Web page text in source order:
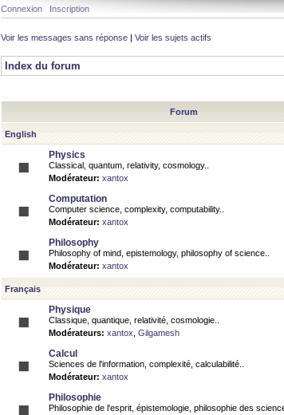
Connexion Inscription
Voir les messages sans réponse | Voir les sujets actifs
Index du forum
Forum
English
Physics
Classical, quantum, relativity, cosmology..
Modérateur: xantox
Computation
Computer science, complexity, computability..
Modérateur: xantox
Philosophy
Philosophy of mind, epistemology, philosophy of science..
Modérateur: xantox
Français
Physique
Classique, quantique, relativité, cosmologie..
Modérateurs: xantox Gilgamesh
Calcul
Sciences de l'information, complexité, calculabilité..
Modérateur: xantox
Philosophie
Philosophie de l'esprit, épistemologie, philosophie des